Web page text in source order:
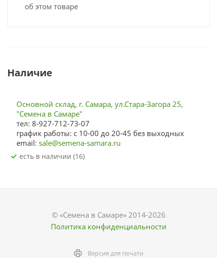
об этом товаре
Наличие
Основной склад, г. Самара, ул.Стара-Загора 25,
"Семена в Самаре"
тел: 8-927-712-73-07
график работы: с 10-00 до 20-45 без выходных
email: sale@semena-samara.ru
Есть в наличии (16)
© «Семена в Самаре» 2014-2026
Политика конфиденциальности
Версия для печати